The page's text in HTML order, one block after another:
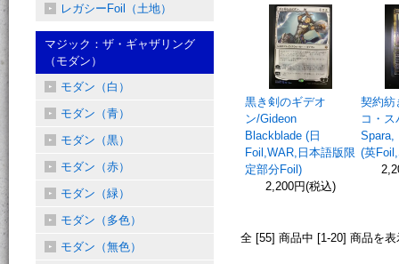
黒き剣のギデオ
ン/Gideon
Blackblade (日
Foil,WAR,日本語版限
定部分Foil)
2,200円(税込)
契約紡
コ・
Spara,
(英
全 [55] 商品中 [1-20] 商品を
レガシーFoil（土地）
マジック：ザ・ギャザリング
（モダン）
モダン（白）
モダン（青）
モダン（黒）
モダン（赤）
モダン（緑）
モダン（多色）
モダン（無色）